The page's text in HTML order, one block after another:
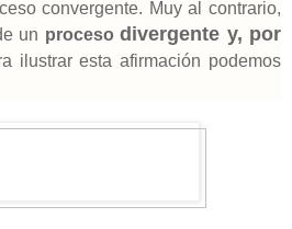
convergente. Muy al contrario,
un proceso divergente y, por
ilustrar esta afirmación podemos